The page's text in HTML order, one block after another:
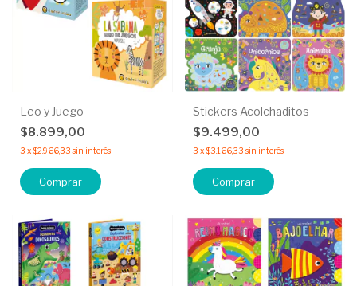
Leo y Juego
$8.899,00
3 x$2.966,33 sin interés
Comprar
Stickers Acolchaditos
$9.499,00
3 x$3.166,33 sin interés
Comprar